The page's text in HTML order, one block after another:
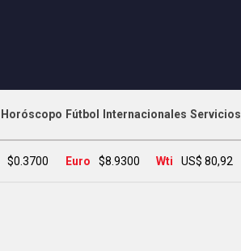
Horóscopo Fútbol Internacionales Servicios
$0.3700 Euro $8.9300 Wti US$ 80,92